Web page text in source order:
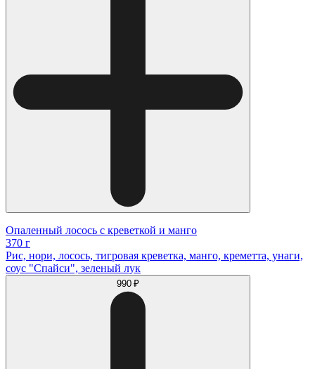
Опаленный лосось с креветкой и манго
370 г
Рис, нори, лосось, тигровая креветка, манго, креметта, унаги,
соус "Спайси", зеленый лук
990 ₽